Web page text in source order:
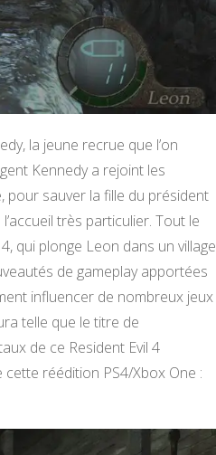
la jeune recrue que l’on
Kennedy a rejoint les
pour sauver la fille du président
très particulier. Tout le
qui plonge Leon dans un village
de gameplay apportées
influencer de nombreux jeux
telle que le titre de
de ce Resident Evil 4
réédition PS4/Xbox One :